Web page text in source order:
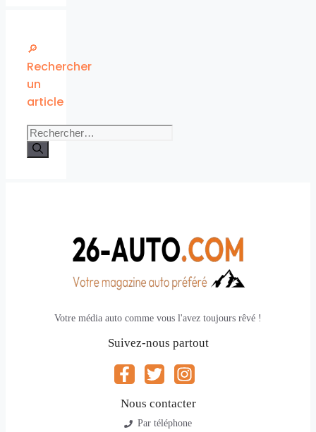
🔎
Rechercher
un
article
Rechercher :
Votre média auto comme vous l'avez toujours rêvé !
Suivez-nous partout
Nous contacter
Par téléphone